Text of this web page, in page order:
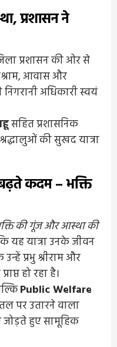
प्रशासन ने
प्रशासन की ओर से
आवास और
अधिकारी स्वयं
सहित प्रशासनिक
की सुखद यात्रा
कदम – भक्ति
की गूंज और आस्था की
यह यात्रा उनके जीवन
प्रभु श्रीराम और
हो रहा है।
Public Welfare
पर उतारने वाला
जोड़ते हुए सामूहिक